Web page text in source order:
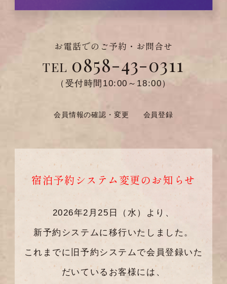
お電話でのご予約・お問合せ
TEL 0858-43-0311
（受付時間10:00～18:00）
会員情報の確認・変更 会員登録
宿泊予約システム変更のお知らせ
2026年2月25日（水）より、
新予約システムに移行いたしました。
これまでに旧予約システムで会員登録いた
だいているお客様には、